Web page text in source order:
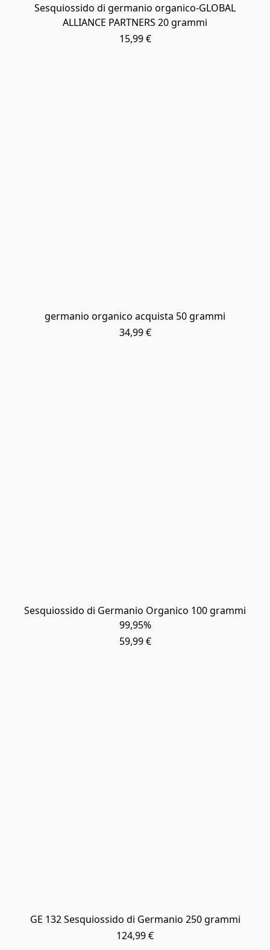
Sesquiossido di germanio organico-GLOBAL
ALLIANCE PARTNERS 20 grammi
15,99 €
germanio organico acquista 50 grammi
34,99 €
Sesquiossido di Germanio Organico 100 grammi
99,95%
59,99 €
GE 132 Sesquiossido di Germanio 250 grammi
124,99 €